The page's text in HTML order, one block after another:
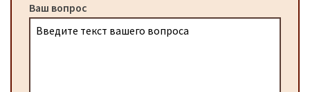
Ваш вопрос